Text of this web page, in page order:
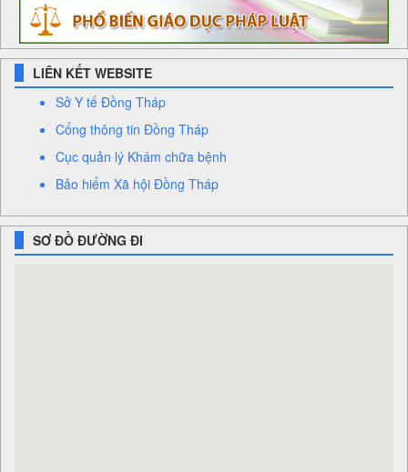
LIÊN KẾT WEBSITE
Sở Y tế Đồng Tháp
Cổng thông tin Đồng Tháp
Cục quản lý Khám chữa bệnh
Bảo hiểm Xã hội Đồng Tháp
SƠ ĐỒ ĐƯỜNG ĐI